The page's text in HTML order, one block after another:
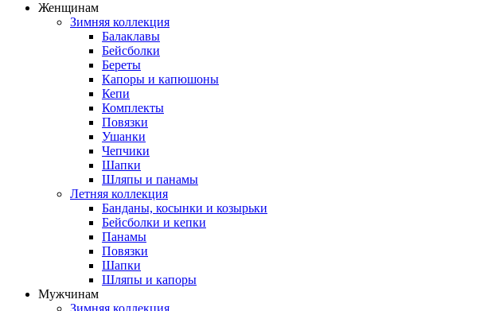
Женщинам
Зимняя коллекция
Балаклавы
Бейсболки
Береты
Капоры и капюшоны
Кепи
Комплекты
Повязки
Ушанки
Чепчики
Шапки
Шляпы и панамы
Летняя коллекция
Банданы, косынки и козырьки
Бейсболки и кепки
Панамы
Повязки
Шапки
Шляпы и капоры
Мужчинам
Зимняя коллекция